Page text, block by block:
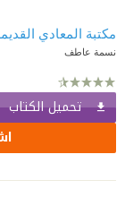
مكتبة المعادي
نسمة عاطف
تحميل الكتاب